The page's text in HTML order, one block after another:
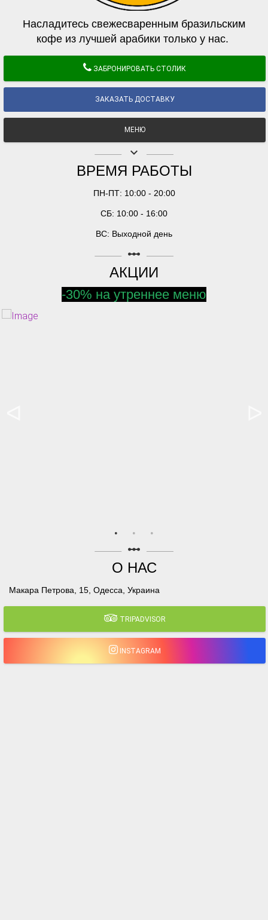
Насладитесь свежесваренным бразильским
кофе из лучшей арабики только у нас.
ЗАБРОНИРОВАТЬ СТОЛИК
ЗАКАЗАТЬ ДОСТАВКУ
МЕНЮ
keyboard_arrow_down
ВРЕМЯ РАБОТЫ
ПН-ПТ: 10:00 - 20:00
СБ: 10:00 - 16:00
ВС: Выходной день
linear_scale
АКЦИИ
-30% на утреннее меню
linear_scale
О НАС
Макара Петрова, 15, Одесса, Украина
TRIPADVISOR
INSTAGRAM